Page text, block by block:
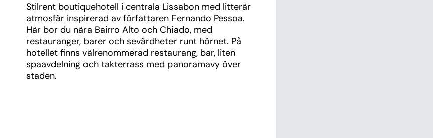
Stilrent boutiquehotell i centrala Lissabon med litterär
atmosfär inspirerad av författaren Fernando Pessoa.
Här bor du nära Bairro Alto och Chiado, med
restauranger, barer och sevärdheter runt hörnet. På
hotellet finns välrenommerad restaurang, bar, liten
spaavdelning och takterrass med panoramavy över
staden.